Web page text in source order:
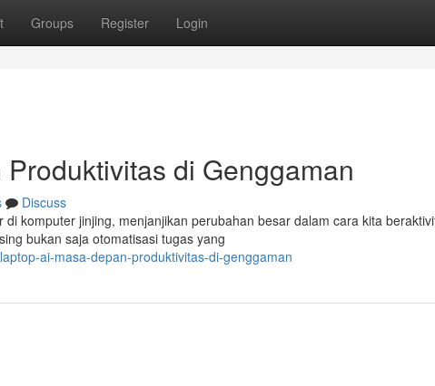
Groups Register Login
di Genggaman
Discuss
komputer jinjing, menjanjikan perubahan besar dalam cara kita
bukan saja otomatisasi tugas yang
ai-masa-depan-produktivitas-di-genggaman